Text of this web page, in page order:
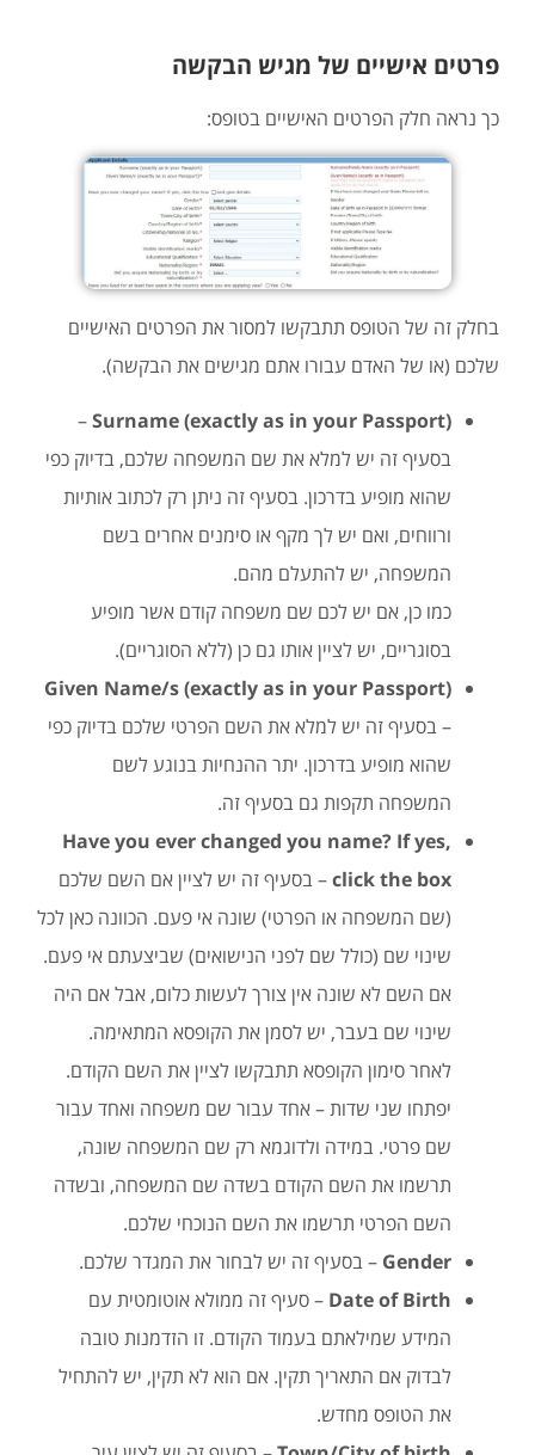
פרטים אישיים של מגיש הבקשה
כך נראה חלק הפרטים האישיים בטופס:
בחלק זה של הטופס תתבקשו למסור את הפרטים האישיים
שלכם (או של האדם עבורו אתם מגישים את הבקשה).
Surname (exactly as in your Passport)
–
בסעיף זה יש למלא את שם המשפחה שלכם, בדיוק כפי
שהוא מופיע בדרכון. בסעיף זה ניתן רק לכתוב אותיות
ורווחים, ואם יש לך מקף או סימנים אחרים בשם
המשפחה, יש להתעלם מהם.
כמו כן, אם יש לכם שם משפחה קודם אשר מופיע
בסוגריים, יש לציין אותו גם כן (ללא הסוגריים).
Given Name/s (exactly as in your Passport)
– בסעיף זה יש למלא את השם הפרטי שלכם בדיוק כפי
שהוא מופיע בדרכון. יתר ההנחיות בנוגע לשם
המשפחה תקפות גם בסעיף זה.
Have you ever changed you name? If yes,
click the box– בסעיף זה יש לציין אם השם שלכם
(שם המשפחה או הפרטי) שונה אי פעם. הכוונה כאן לכל
שינוי שם (כולל שם לפני הנישואים) שביצעתם אי פעם.
אם השם לא שונה אין צורך לעשות כלום, אבל אם היה
שינוי שם בעבר, יש לסמן את הקופסא המתאימה.
לאחר סימון הקופסא תתבקשו לציין את השם הקודם.
יפתחו שני שדות – אחד עבור שם משפחה ואחד עבור
שם פרטי. במידה ולדוגמא רק שם המשפחה שונה,
תרשמו את השם הקודם בשדה שם המשפחה, ובשדה
השם הפרטי תרשמו את השם הנוכחי שלכם.
Gender – בסעיף זה יש לבחור את המגדר שלכם.
Date of Birth – סעיף זה ממולא אוטומטית עם
המידע שמילאתם בעמוד הקודם. זו הזדמנות טובה
לבדוק אם התאריך תקין. אם הוא לא תקין, יש להתחיל
את הטופס מחדש.